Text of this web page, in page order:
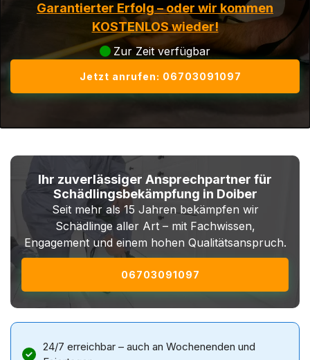
Garantierter Erfolg – oder wir kommen
KOSTENLOS wieder!
Zur Zeit verfügbar
Jetzt anrufen: 06703091097
Ihr zuverlässiger Ansprechpartner für
Schädlingsbekämpfung in Doiber
Seit mehr als 15 Jahren bekämpfen wir
Schädlinge aller Art – mit Fachwissen,
Engagement und einem hohen Qualitätsanspruch.
06703091097
24/7 erreichbar – auch an Wochenenden und